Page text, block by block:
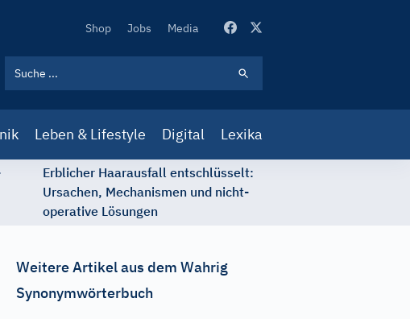
Secondary
Shop Jobs Media
Leben & Lifestyle Digital Lexika
Erblicher Haarausfall entschlüsselt:
Ursachen, Mechanismen und nicht-
operative Lösungen
Weitere Artikel aus dem Wahrig
Synonymwörterbuch